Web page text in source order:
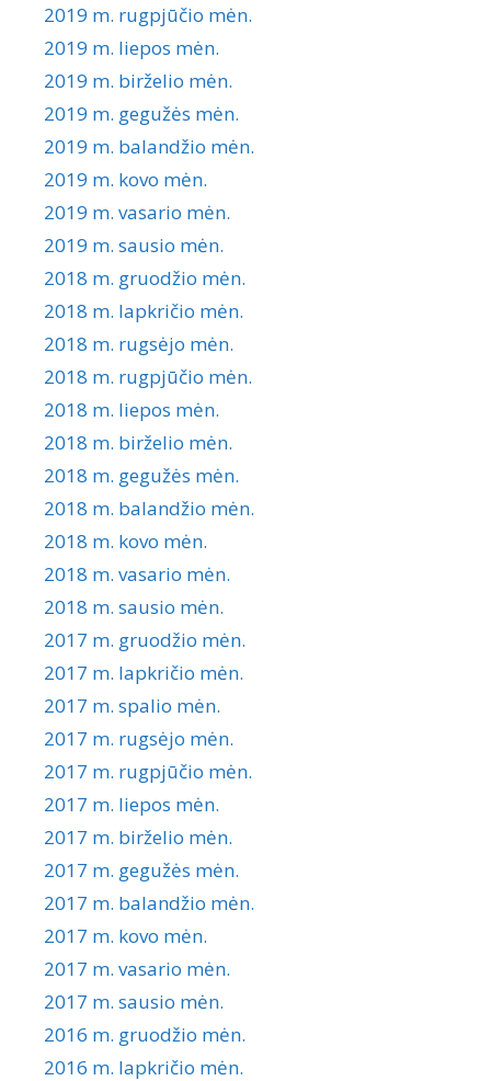
2019 m. rugpjūčio mėn.
2019 m. liepos mėn.
2019 m. birželio mėn.
2019 m. gegužės mėn.
2019 m. balandžio mėn.
2019 m. kovo mėn.
2019 m. vasario mėn.
2019 m. sausio mėn.
2018 m. gruodžio mėn.
2018 m. lapkričio mėn.
2018 m. rugsėjo mėn.
2018 m. rugpjūčio mėn.
2018 m. liepos mėn.
2018 m. birželio mėn.
2018 m. gegužės mėn.
2018 m. balandžio mėn.
2018 m. kovo mėn.
2018 m. vasario mėn.
2018 m. sausio mėn.
2017 m. gruodžio mėn.
2017 m. lapkričio mėn.
2017 m. spalio mėn.
2017 m. rugsėjo mėn.
2017 m. rugpjūčio mėn.
2017 m. liepos mėn.
2017 m. birželio mėn.
2017 m. gegužės mėn.
2017 m. balandžio mėn.
2017 m. kovo mėn.
2017 m. vasario mėn.
2017 m. sausio mėn.
2016 m. gruodžio mėn.
2016 m. lapkričio mėn.